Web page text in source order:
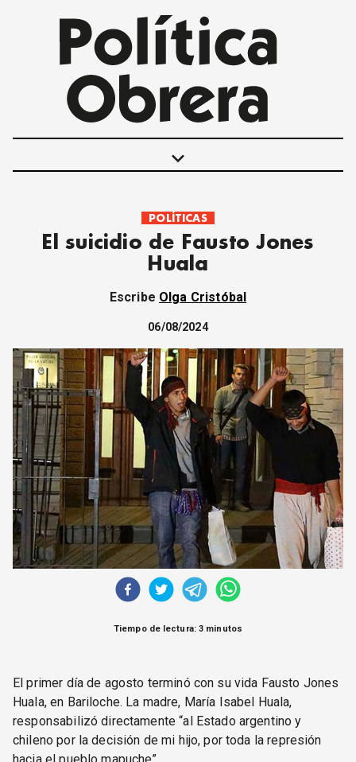
keyboard_arrow_down
POLÍTICAS
INTERNACIONALES
MOVIMIENTO OBRERO
ECONOMÍA
SOCIEDAD Y CULTURA
JUVENTUD
CORREO DE LECTORES
DEBATE
ARCHIVO
DECLARACIONES
OPINIÓN
ALTAMIRA RESPONDE
Política Obrera Revista
CONTACTO
POLÍTICAS
El suicidio de Fausto Jones
Huala
Escribe Olga Cristóbal
06/08/2024
Tiempo de lectura: 3 minutos
El primer día de agosto terminó con su vida Fausto Jones
Huala, en Bariloche. La madre, María Isabel Huala,
responsabilizó directamente “al Estado argentino y
chileno por la decisión de mi hijo, por toda la represión